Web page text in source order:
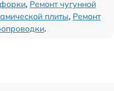
, Ремонт чугунной
плиты, Ремонт
.